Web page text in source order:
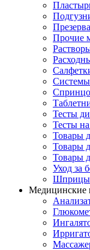
Прочие
Системы
Тесты
Тесты
Товары
Товары
Товары
Уход за
Шприцы
Медицинские